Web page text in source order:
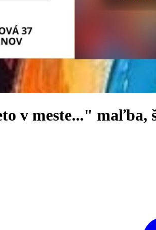
v meste..." maľba,